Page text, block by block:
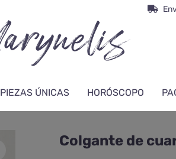
PIEZAS ÚNICAS HORÓSCOPO
Colgante de